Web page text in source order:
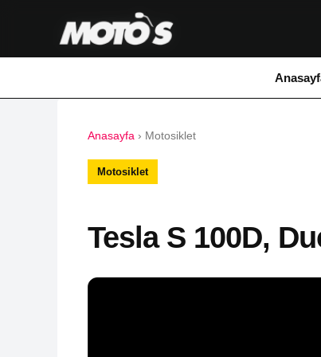
Anasayfa › Motosiklet
Motosiklet
Tesla S 100D,